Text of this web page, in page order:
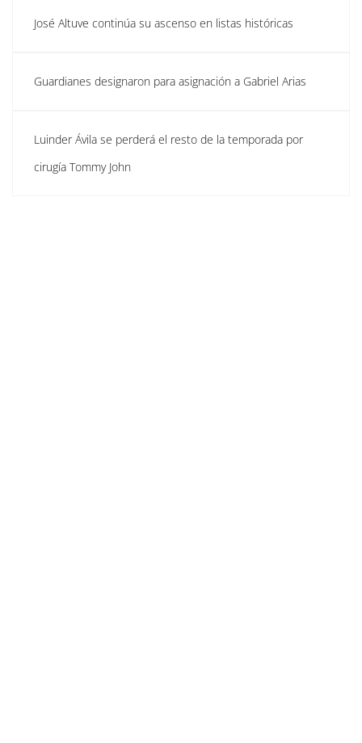
José Altuve continúa su ascenso en listas históricas
Guardianes designaron para asignación a Gabriel Arias
Luinder Ávila se perderá el resto de la temporada por
cirugía Tommy John